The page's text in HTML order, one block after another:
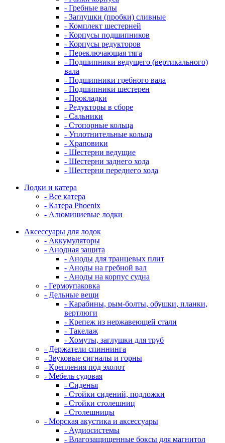
- Гребные валы
- Заглушки (пробки) сливные
- Комплект шестерней
- Корпусы подшипников
- Корпусы редукторов
- Переключающая тяга
- Подшипники ведущего (вертикального)
вала
- Подшипники гребного вала
- Подшипники шестерен
- Прокладки
- Редукторы в сборе
- Сальники
- Стопорные кольца
- Уплотнительные кольца
- Храповики
- Шестерни ведущие
- Шестерни заднего хода
- Шестерни переднего хода
Лодки и катера
- Все катера
- Катера Phoenix
- Алюминиевые лодки
Аксессуары для лодок
- Аккумуляторы
- Анодная защита
- Аноды для транцевых плит
- Аноды на гребной вал
- Аноды на корпус судна
- Гермоупаковка
- Дельные вещи
- Карабины, рым-болты, обушки, планки,
вертлюги
- Крепеж из нержавеющей стали
- Такелаж
- Хомуты, заглушки для труб
- Держатели спиннинга
- Звуковые сигналы и горны
- Крепления под эхолот
- Мебель судовая
- Сиденья
- Стойки сидений, подложки
- Стойки столешниц
- Столешницы
- Морская акустика и аксессуары
- Аудиосистемы
- Влагозащищенные боксы для магнитол